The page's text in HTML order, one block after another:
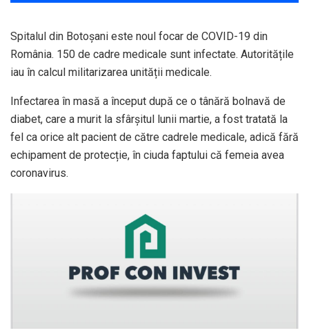
Spitalul din Botoșani este noul focar de COVID-19 din
România. 150 de cadre medicale sunt infectate. Autoritățile
iau în calcul militarizarea unității medicale.
Infectarea în masă a început după ce o tânără bolnavă de
diabet, care a murit la sfârșitul lunii martie, a fost tratată la
fel ca orice alt pacient de către cadrele medicale, adică fără
echipament de protecție, în ciuda faptului că femeia avea
coronavirus.